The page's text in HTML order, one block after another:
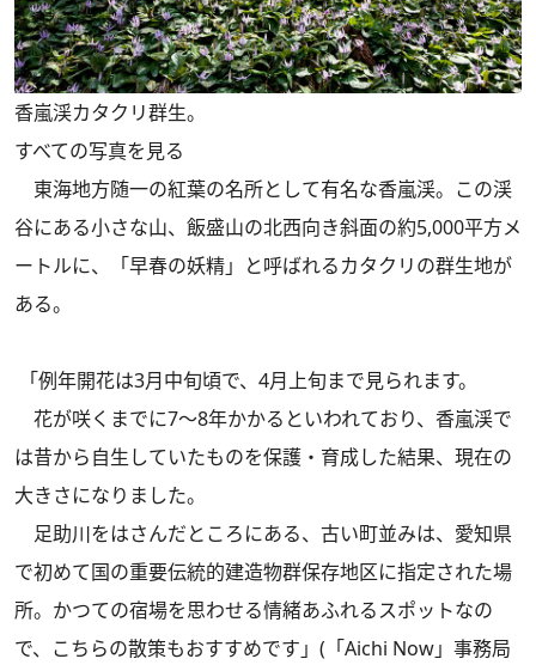
香嵐渓カタクリ群生。
すべての写真を見る
東海地方随一の紅葉の名所として有名な香嵐渓。この渓
谷にある小さな山、飯盛山の北西向き斜面の約5,000平方メ
ートルに、「早春の妖精」と呼ばれるカタクリの群生地が
ある。
「例年開花は3月中旬頃で、4月上旬まで見られます。
花が咲くまでに7～8年かかるといわれており、香嵐渓で
は昔から自生していたものを保護・育成した結果、現在の
大きさになりました。
足助川をはさんだところにある、古い町並みは、愛知県
で初めて国の重要伝統的建造物群保存地区に指定された場
所。かつての宿場を思わせる情緒あふれるスポットなの
で、こちらの散策もおすすめです」(「Aichi Now」事務局